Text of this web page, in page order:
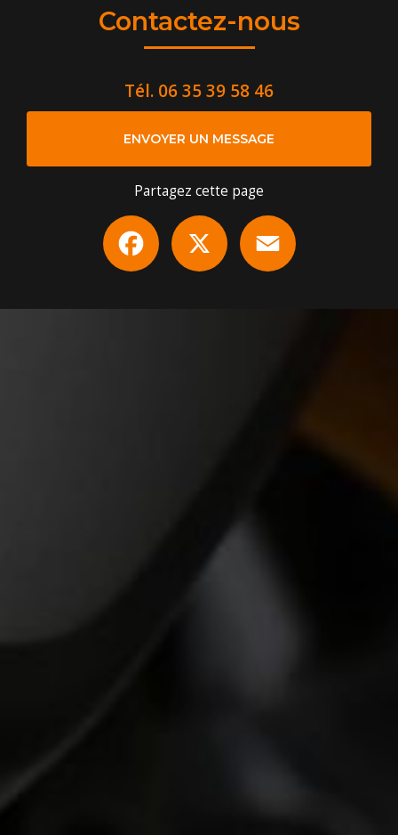
Contactez-nous
Tél. 06 35 39 58 46
ENVOYER UN MESSAGE
Partagez cette page
Facebook